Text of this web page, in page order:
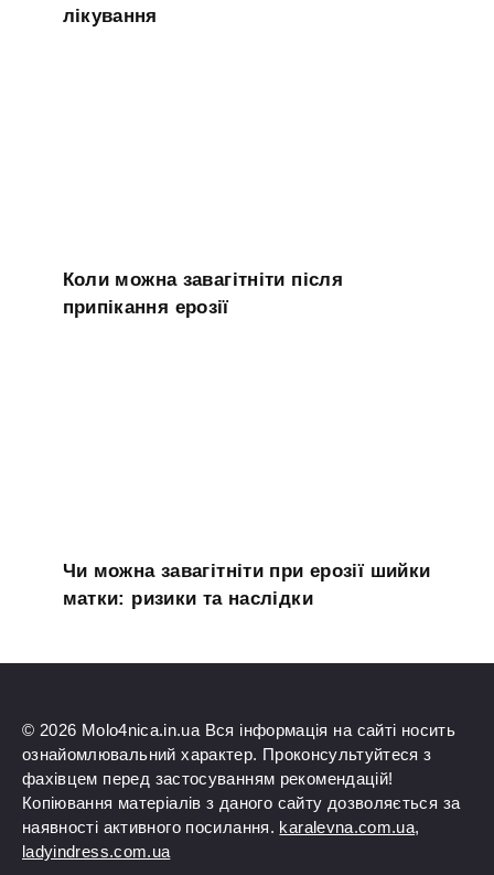
лікування
Коли можна завагітніти після
припікання ерозії
Чи можна завагітніти при ерозії шийки
матки: ризики та наслідки
© 2026 Molo4nica.in.ua Вся інформація на сайті носить
ознайомлювальний характер. Проконсультуйтеся з
фахівцем перед застосуванням рекомендацій!
Копіювання матеріалів з даного сайту дозволяється за
наявності активного посилання. karalevna.com.ua,
ladyindress.com.ua